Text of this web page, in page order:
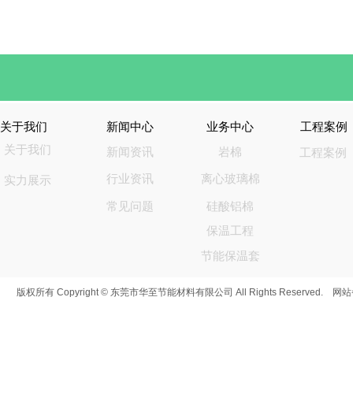
实力展示
关于我们
关于我们 新闻中心 业务中心
工程案例
新闻资讯
行业资讯
常见问题
岩棉
离心玻璃棉
硅酸铝棉
保温工程
节能保温套
工程案例
版权所有 Copyright © 东莞市华至节能材料有限公司 All Rights Reserved. 网站